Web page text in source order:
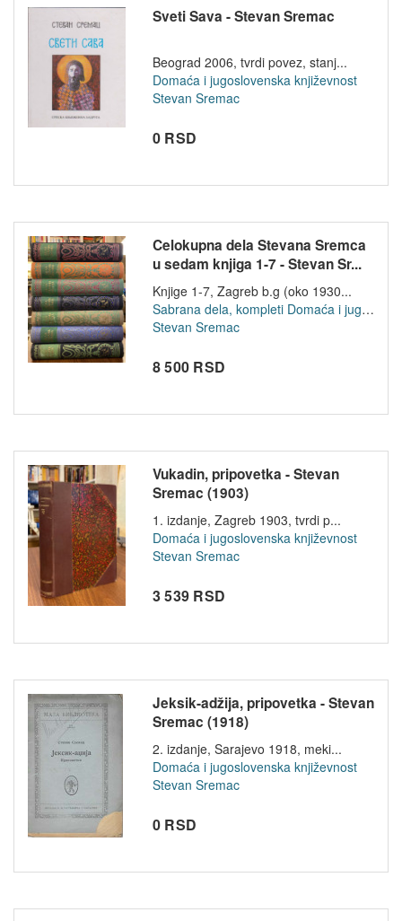
Sveti Sava - Stevan Sremac
Beograd 2006, tvrdi povez, stanj...
Domaća i jugoslovenska književnost
Stevan Sremac
0 RSD
Celokupna dela Stevana Sremca
u sedam knjiga 1-7 - Stevan Sr...
Knjige 1-7, Zagreb b.g (oko 1930...
Sabrana dela, kompleti Domaća i jugoslovenska književnost
Stevan Sremac
8 500 RSD
Vukadin, pripovetka - Stevan
Sremac (1903)
1. izdanje, Zagreb 1903, tvrdi p...
Domaća i jugoslovenska književnost
Stevan Sremac
3 539 RSD
Jeksik-adžija, pripovetka - Stevan
Sremac (1918)
2. izdanje, Sarajevo 1918, meki...
Domaća i jugoslovenska književnost
Stevan Sremac
0 RSD